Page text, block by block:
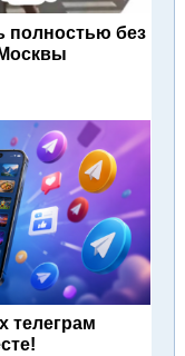
полностью без
телеграм